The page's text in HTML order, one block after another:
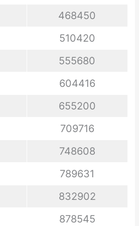
468450
510420
555680
604416
655200
709716
748608
789631
832902
878545